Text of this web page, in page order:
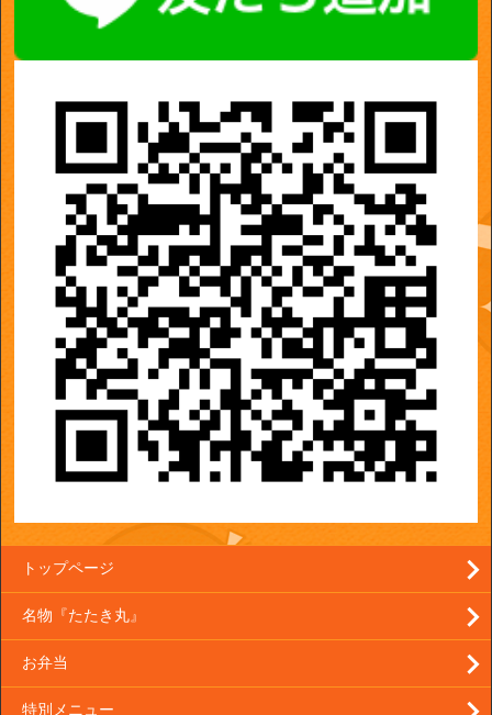
トップページ
名物『たたき丸』
お弁当
特別メニュー